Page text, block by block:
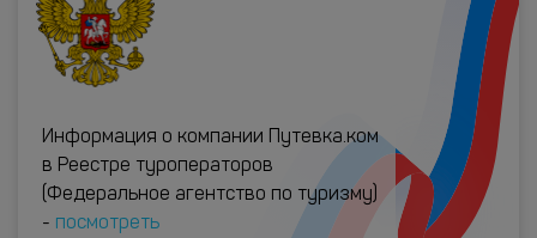
Информация о компании Путевка.ком
в Реестре туроператоров
(Федеральное агентство по туризму)
- посмотреть